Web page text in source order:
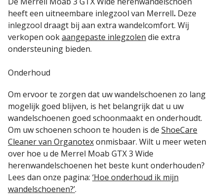
heeft een uitneembare inlegzool van Merrell. Deze
inlegzool draagt bij aan extra wandelcomfort. Wij
verkopen ookaangepaste inlegzolen die extra
ondersteuning bieden.
Onderhoud
Om ervoor te zorgen dat uw wandelschoenen zo lang
mogelijk goed blijven, is het belangrijk dat u uw
wandelschoenen goed schoonmaakt en onderhoudt.
Om uw schoenen schoon te houden is de ShoeCare
Cleaner van Organotexonmisbaar. Wilt u meer weten
over hoe u de Merrel Moab GTX 3 Wide
herenwandelschoenen het beste kunt onderhouden?
Lees dan onze pagina: ‘Hoe onderhoud ik mijn
wandelschoenen?’.